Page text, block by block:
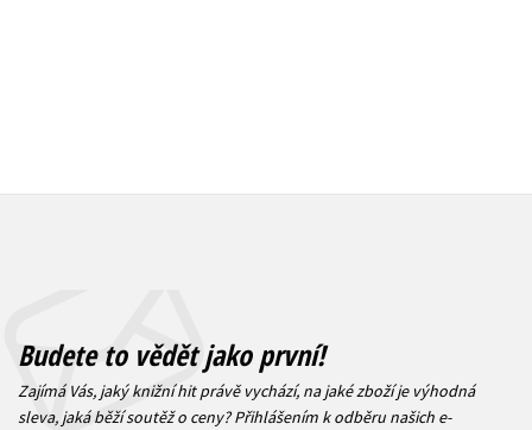
Budete to vědět jako první!
Zajímá Vás, jaký knižní hit právě vychází, na jaké zboží je výhodná
sleva, jaká běží soutěž o ceny? Přihlášením k odběru našich e-